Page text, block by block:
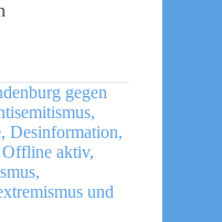
gegen
,
, Desinformation,
Offline aktiv,
,
und